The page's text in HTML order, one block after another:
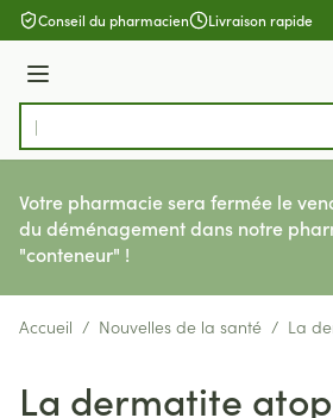
Aller au contenu
Conseil du pharmacien Livraison rapide
Menu
Rechercher
Votre pharmacie sera fermée le
du déménagement dans notre
"conteneur" !
Accueil / Nouvelles de la santé / La
La dermatite